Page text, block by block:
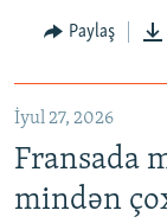
Paylaş
İyul 27, 2026
Fransada
mindən